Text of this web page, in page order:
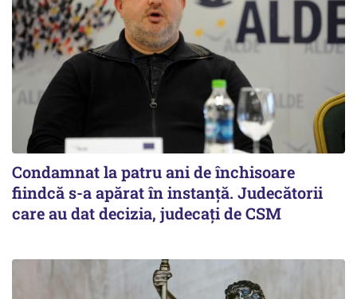
Condamnat la patru ani de închisoare
fiindcă s-a apărat în instanță. Judecătorii
care au dat decizia, judecați de CSM